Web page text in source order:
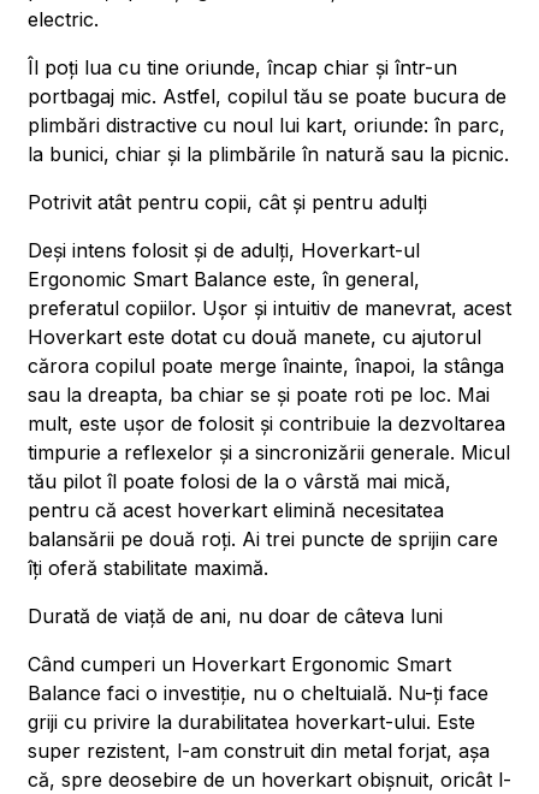
electric.
Îl poți lua cu tine oriunde, încap chiar și într-un
portbagaj mic. Astfel, copilul tău se poate bucura de
plimbări distractive cu noul lui kart, oriunde: în parc,
la bunici, chiar și la plimbările în natură sau la picnic.
Potrivit atât pentru copii, cât și pentru adulți
Deși intens folosit și de adulți, Hoverkart-ul
Ergonomic Smart Balance este, în general,
preferatul copiilor. Ușor și intuitiv de manevrat, acest
Hoverkart este dotat cu două manete, cu ajutorul
cărora copilul poate merge înainte, înapoi, la stânga
sau la dreapta, ba chiar se și poate roti pe loc. Mai
mult, este ușor de folosit și contribuie la dezvoltarea
timpurie a reflexelor și a sincronizării generale. Micul
tău pilot îl poate folosi de la o vârstă mai mică,
pentru că acest hoverkart elimină necesitatea
balansării pe două roți. Ai trei puncte de sprijin care
îți oferă stabilitate maximă.
Durată de viață de ani, nu doar de câteva luni
Când cumperi un Hoverkart Ergonomic Smart
Balance faci o investiție, nu o cheltuială. Nu-ți face
griji cu privire la durabilitatea hoverkart-ului. Este
super rezistent, l-am construit din metal forjat, așa
că, spre deosebire de un hoverkart obișnuit, oricât l-